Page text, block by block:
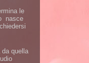
le
nasce
da quella